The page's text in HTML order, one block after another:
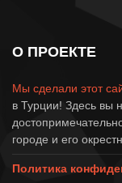
О ПРОЕКТЕ
Мы сделали этот
в Турции! Здесь вы
городе и его
Политика